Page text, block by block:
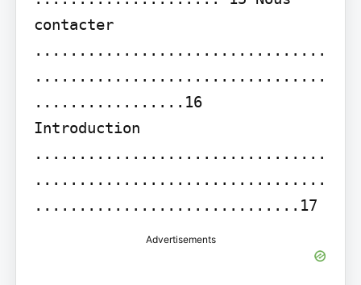
contacter
.................................
.................................
.................16
Introduction
.................................
.................................
..............................17
Advertisements